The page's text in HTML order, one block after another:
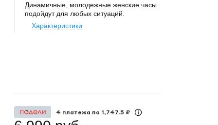
Динамичные, молодежные женские часы
подойдут для любых ситуаций.
Характеристики
4 платежа по 1,747.5 ₽